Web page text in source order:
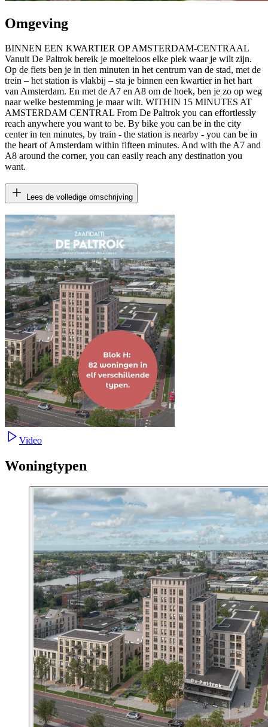
Omgeving
BINNEN EEN KWARTIER OP AMSTERDAM-CENTRAAL
Vanuit De Paltrok bereik je moeiteloos elke plek waar je wilt zijn.
Op de fiets ben je in tien minuten in het centrum van de stad, met de
trein – het station is vlakbij – sta je binnen een kwartier in het hart
van Amsterdam. En met de A7 en A8 om de hoek, ben je zo op weg
naar welke bestemming je maar wilt. WITHIN 15 MINUTES AT
AMSTERDAM CENTRAL From De Paltrok you can effortlessly
reach anywhere you want to be. By bike you can be in the city
center in ten minutes, by train - the station is nearby - you can be in
the heart of Amsterdam within fifteen minutes. And with the A7 and
A8 around the corner, you can easily reach any destination you
want.
Lees de volledige omschrijving
Video
Woningtypen